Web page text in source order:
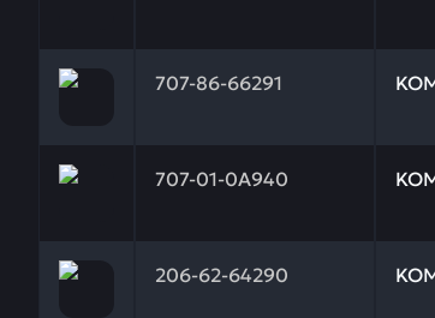
707-86-66291
Заказывая запчасти у нас, вы
707-01-0A940
Заказывая запчасти у нас, вы
206-62-64290
Заказывая запчасти у нас, вы